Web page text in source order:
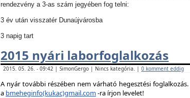
rendezvény a 3-as szám jegyében fog telni:
3 év után visszatér Dunaújvárosba
3 napig tart
2015 nyári laborfoglalkozás
2015. 05. 26. - 09:42 | SimonGergo | Nincs kategória. | 0 komment eddig
A nyár további részében nem várható hegesztési foglalkozás.
a bmeheginfo(kukac)gmail.com-ra írjon levelet!